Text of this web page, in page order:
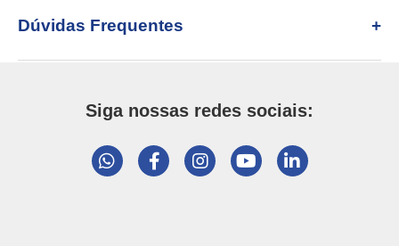
Dúvidas Frequentes
Siga nossas redes sociais: